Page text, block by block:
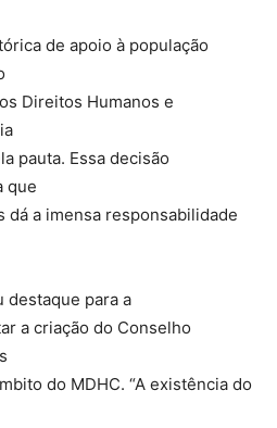
de apoio à população
Direitos Humanos e
pauta. Essa decisão
que
dá a imensa responsabilidade
destaque para a
a criação do Conselho
do MDHC. “A existência do